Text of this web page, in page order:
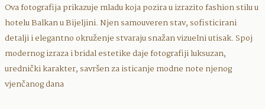
Ova fotografija prikazuje mladu koja pozira u izrazito fashion stilu u
hotelu Balkan u Bijeljini. Njen samouveren stav, sofisticirani
detalji i elegantno okruženje stvaraju snažan vizuelni utisak. Spoj
modernog izraza i bridal estetike daje fotografiji luksuzan,
urednički karakter, savršen za isticanje modne note njenog
vjenčanog dana